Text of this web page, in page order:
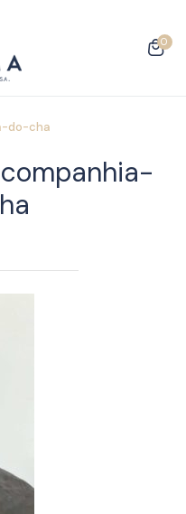
0
do-cha